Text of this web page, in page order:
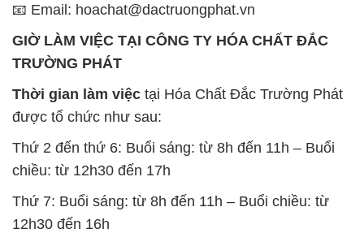
📧 Email: hoachat@dactruongphat.vn
GIỜ LÀM VIỆC TẠI CÔNG TY HÓA CHẤT ĐẮC
TRƯỜNG PHÁT
Thời gian làm việc tại Hóa Chất Đắc Trường Phát
được tổ chức như sau:
Thứ 2 đến thứ 6: Buổi sáng: từ 8h đến 11h – Buổi
chiều: từ 12h30 đến 17h
Thứ 7: Buổi sáng: từ 8h đến 11h – Buổi chiều: từ
12h30 đến 16h